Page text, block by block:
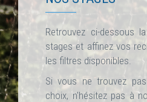
Retrouvez ci-dessous
stages et affinez vos
les filtres disponibles.
Si vous ne trouvez
choix, n'hésitez pas à